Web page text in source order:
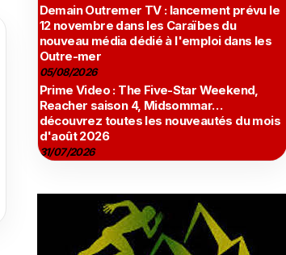
Demain Outremer TV : lancement prévu le
12 novembre dans les Caraïbes du
nouveau média dédié à l'emploi dans les
Outre-mer
05/08/2026
Prime Video : The Five-Star Weekend,
Reacher saison 4, Midsommar…
découvrez toutes les nouveautés du mois
d'août 2026
31/07/2026